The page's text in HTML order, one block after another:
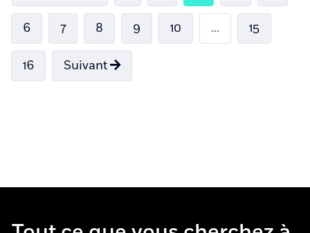
6 7 8 9 10 ... 15
16 Suivant